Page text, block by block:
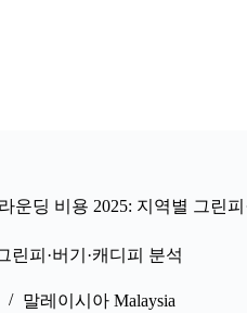
운딩 비용 2025: 지역별 그린피
린피·버기·캐디피 분석
말레이시아 Malaysia